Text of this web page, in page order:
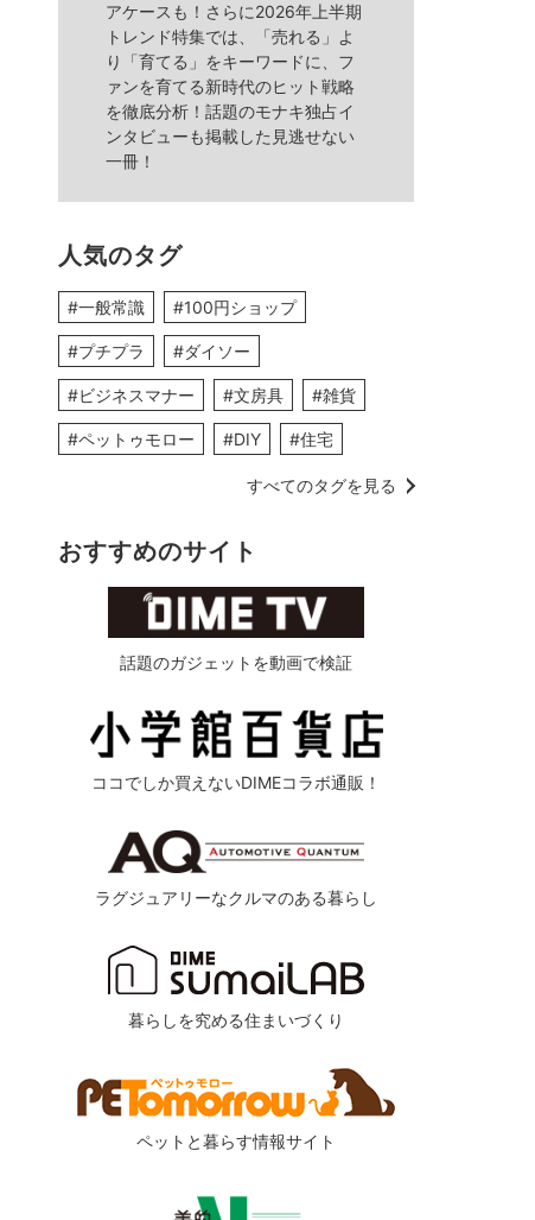
アケースも！さらに2026年上半期
トレンド特集では、「売れる」よ
り「育てる」をキーワードに、フ
ァンを育てる新時代のヒット戦略
を徹底分析！話題のモナキ独占イ
ンタビューも掲載した見逃せない
一冊！
人気のタグ
#一般常識 #100円ショップ
#プチプラ #ダイソー
#ビジネスマナー #文房具 #雑貨
#ペットゥモロー #DIY #住宅
すべてのタグを見る
おすすめのサイト
話題のガジェットを動画で検証
ココでしか買えないDIMEコラボ通販！
ラグジュアリーなクルマのある暮らし
暮らしを究める住まいづくり
ペットと暮らす情報サイト